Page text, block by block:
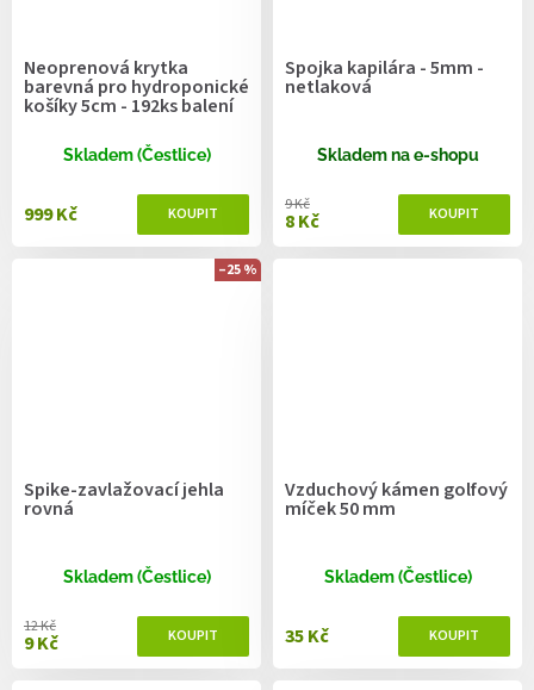
Neoprenová krytka
barevná pro hydroponické
košíky 5cm - 192ks balení
Skladem (Čestlice)
999 Kč
Spojka kapilára - 5mm -
netlaková
Skladem na e-shopu
8 Kč
9 Kč
–25 %
Spike-zavlažovací jehla
rovná
Skladem (Čestlice)
9 Kč
12 Kč
Vzduchový kámen golfový
míček 50 mm
Skladem (Čestlice)
35 Kč